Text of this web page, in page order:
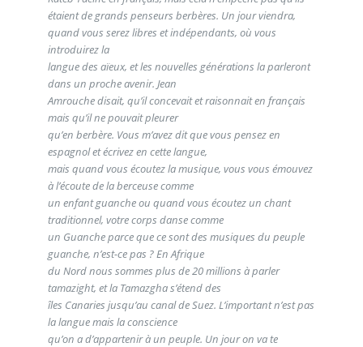
étaient de grands penseurs berbères. Un jour viendra,
quand vous serez libres et indépendants, où vous
introduirez la
langue des aïeux, et les nouvelles générations la parleront
dans un proche avenir. Jean
Amrouche disait, qu’il concevait et raisonnait en français
mais qu’il ne pouvait pleurer
qu’en berbère. Vous m’avez dit que vous pensez en
espagnol et écrivez en cette langue,
mais quand vous écoutez la musique, vous vous émouvez
à l’écoute de la berceuse comme
un enfant guanche ou quand vous écoutez un chant
traditionnel, votre corps danse comme
un Guanche parce que ce sont des musiques du peuple
guanche, n’est-ce pas ? En Afrique
du Nord nous sommes plus de 20 millions à parler
tamazight, et la Tamazgha s’étend des
îles Canaries jusqu’au canal de Suez. L’important n’est pas
la langue mais la conscience
qu’on a d’appartenir à un peuple. Un jour on va te